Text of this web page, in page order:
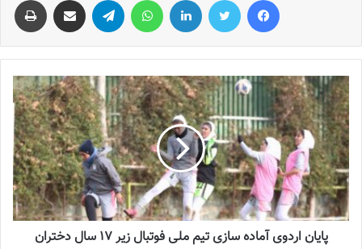
پایان اردوی آماده سازی تیم ملی فوتبال زیر 17 سال دختران